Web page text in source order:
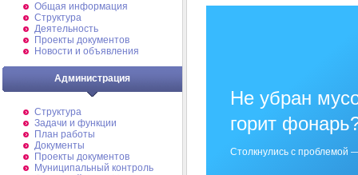
Общая информация
Структура
Деятельность
Проекты документов
Новости и объявления
Администрация
Структура
Задачи и функции
План работы
Документы
Проекты документов
Муниципальный контроль
Не убран
горит
Столкнулись с проблемой